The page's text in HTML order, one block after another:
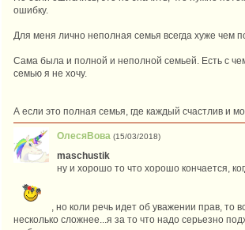
ошибку.
Для меня лично неполная семья всегда хуже чем
Сама была и полной и неполной семьей. Есть с
семью я не хочу.
А если это полная семья, где каждый счастлив и
ОлесяВова (15/03/2018)
maschustik
ну и хорошо то что хорошо кончается,
, но коли речь идет об уважении прав, то
несколько сложнее...я за то что надо серьезно